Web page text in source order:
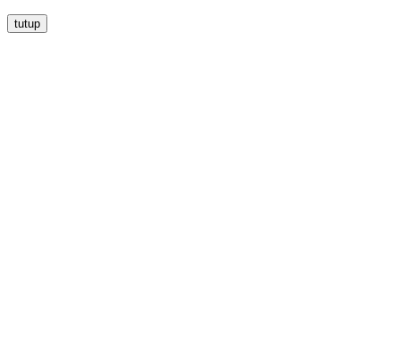
tutup